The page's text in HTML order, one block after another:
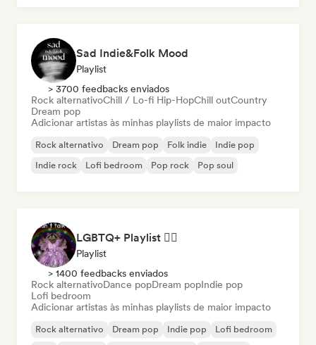
Sad Indie&Folk Mood
Playlist
> 3700 feedbacks enviados
Rock alternativoChill / Lo-fi Hip-HopChill outCountry
Dream pop
Adicionar artistas às minhas playlists de maior impacto
Rock alternativo Dream pop Folk indie
Indie pop
Indie rock
Lofi bedroom Pop rock Pop soul
LGBTQ+ Playlist 🏳️‍🌈
Playlist
> 1400 feedbacks enviados
Rock alternativoDance popDream popIndie pop
Lofi bedroom
Adicionar artistas às minhas playlists de maior impacto
Rock alternativo Dream pop Indie pop
Lofi bedroom